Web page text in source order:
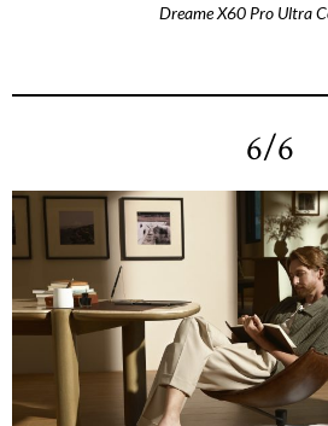
Dreame X60 Pro Ultra
6/6